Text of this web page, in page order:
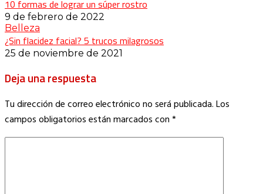
10 formas de lograr un súper rostro
9 de febrero de 2022
Belleza
¿Sin flacidez facial? 5 trucos milagrosos
25 de noviembre de 2021
Deja una respuesta
Tu dirección de correo electrónico no será publicada.Los
campos obligatorios están marcados con*